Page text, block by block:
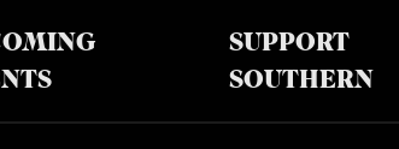
SUPPORT
SOUTHERN